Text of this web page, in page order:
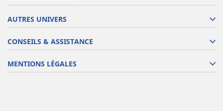
AUTRES UNIVERS
CONSEILS & ASSISTANCE
MENTIONS LÉGALES